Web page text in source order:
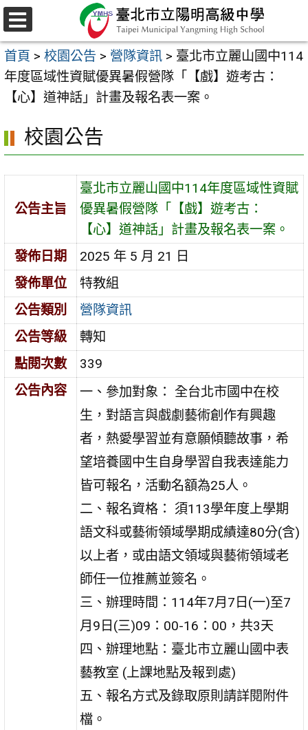
跳
至
主
要
區
選
單
首頁 > 校園公告 > 營隊資訊 > 臺北市立麗山國中114
年度區域性資賦優異暑假營隊「【戲】遊考古：
【心】道神話」計畫及報名表一案。
校園公告
公告主旨
臺北市立麗山國中114年度區域性資賦
優異暑假營隊「【戲】遊考古：
【心】道神話」計畫及報名表一案。
發佈日期
2025 年 5 月 21 日
發佈單位
特教組
公告類別
營隊資訊
公告等級
轉知
點閱次數
339
公告內容
一、參加對象： 全台北市國中在校
生，對語言與戲劇藝術創作有興趣
者，熱愛學習並有意願傾聽故事，希
望培養國中生自身學習自我表達能力
皆可報名，活動名額為25人。
二、報名資格： 須113學年度上學期
語文科或藝術領域學期成績達80分(含)
以上者，或由語文領域與藝術領域老
師任一位推薦並簽名。
三、辦理時間：114年7月7日(一)至7
月9日(三)09：00-16：00，共3天
四、辦理地點：臺北市立麗山國中表
藝教室 (上課地點及報到處)
五、報名方式及錄取原則請詳閱附件
檔。